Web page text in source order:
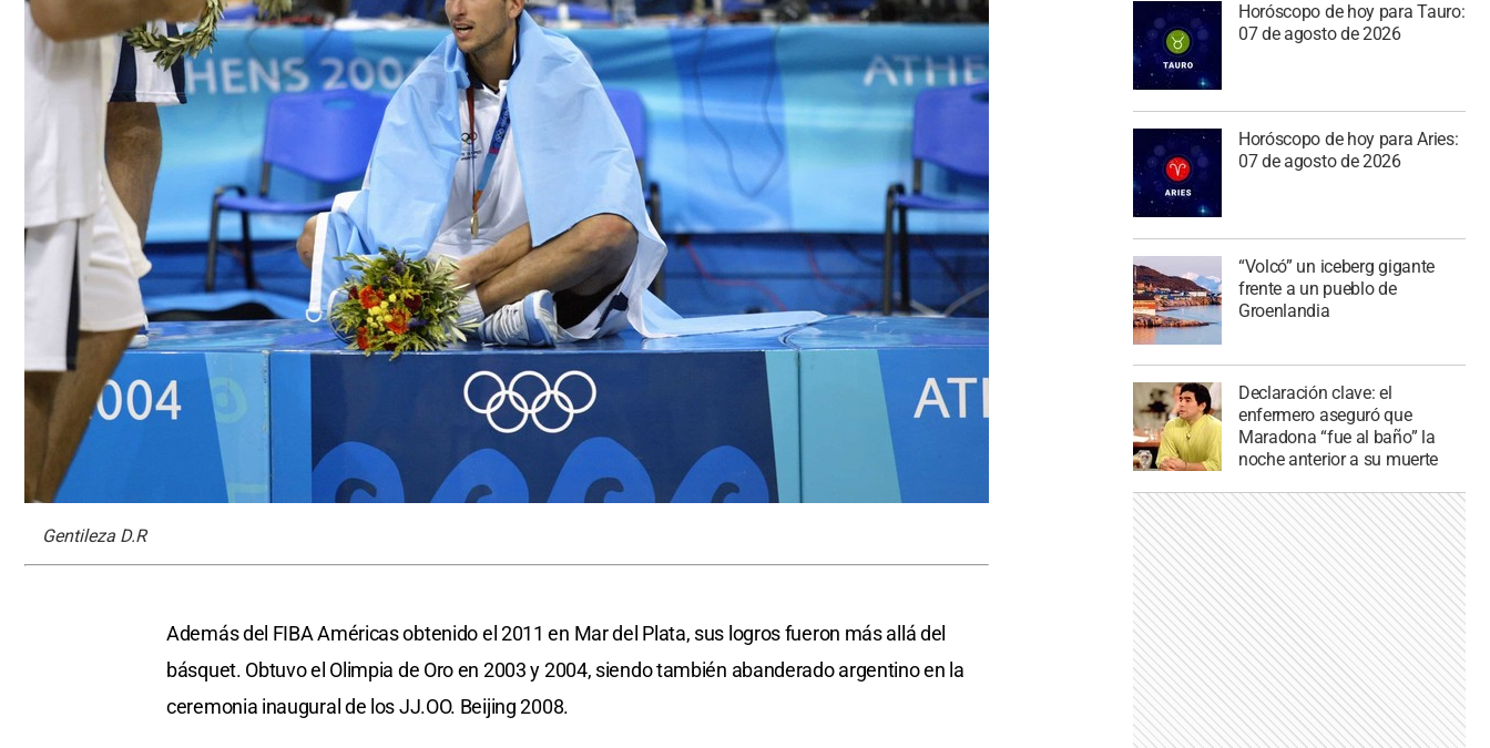
Gentileza D.R
Además del FIBA Américas obtenido el 2011 en Mar del Plata, sus logros fueron más allá del
básquet. Obtuvo el Olimpia de Oro en 2003 y 2004, siendo también abanderado argentino en la
ceremonia inaugural de los JJ.OO. Beijing 2008.
Horóscopo de hoy para Tauro:
07 de agosto de 2026
Horóscopo de hoy para Aries:
07 de agosto de 2026
“Volcó” un iceberg gigante
frente a un pueblo de
Groenlandia
Declaración clave: el
enfermero aseguró que
Maradona “fue al baño” la
noche anterior a su muerte